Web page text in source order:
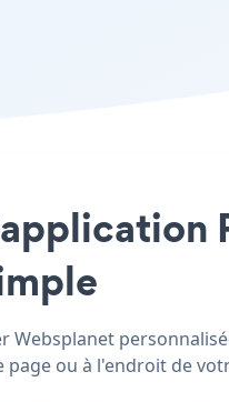
Websplanet
page ou à l'endroit de